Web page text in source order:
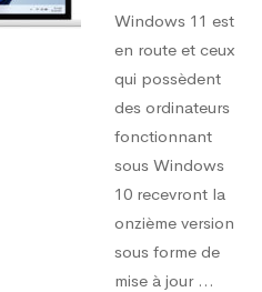
Windows 11 est
en route et ceux
qui possèdent
des ordinateurs
fonctionnant
sous Windows
10 recevront la
onzième version
sous forme de
mise à jour ...